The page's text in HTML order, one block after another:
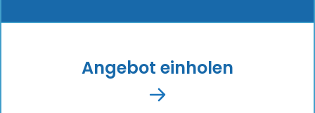
Angebot einholen